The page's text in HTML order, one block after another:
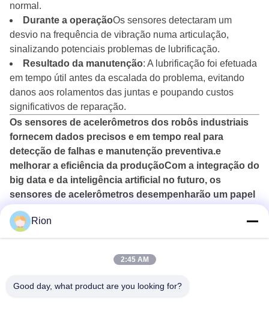
normal.
Durante a operaçãoOs sensores detectaram um
desvio na frequência de vibração numa articulação,
sinalizando potenciais problemas de lubrificação.
Resultado da manutenção: A lubrificação foi efetuada
em tempo útil antes da escalada do problema, evitando
danos aos rolamentos das juntas e poupando custos
significativos de reparação.
Os sensores de acelerômetros dos robôs industriais
fornecem dados precisos e em tempo real para
detecção de falhas e manutenção preventiva.e
melhorar a eficiência da produçãoCom a integração do
big data e da inteligência artificial no futuro, os
sensores de acelerômetros desempenharão um papel
ainda mais importante na automação industrial.
Shenzhen Rion Technology Co., Ltd.
Rion
2:45 AM
Good day, what product are you looking for?